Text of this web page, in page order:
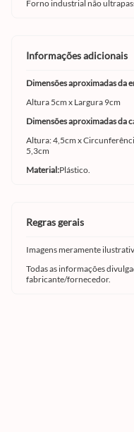
Forno industrial não
informações adicionais
Dimensões aproximadas da
Altura 5cm x Largura 9cm
Dimensões aproximadas da
Altura: 4,5cm x
5,3cm
Material:Plástico.
regras gerais
Imagens meramente
Todas as informações
fabricante/fornecedor.